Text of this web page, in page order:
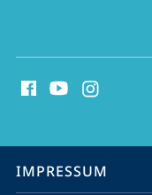
Media
Service-
IMPRESSUM